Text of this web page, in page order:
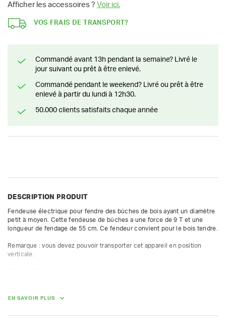
Afficher les accessoires ? Voir ici.
VOS FRAIS DE TRANSPORT?
Commandé avant 13h pendant la semaine? Livré le
jour suivant ou prêt à être enlevé.
Commandé pendant le weekend? Livré ou prêt à être
enlevé à partir du lundi à 12h30.
50.000 clients satisfaits chaque année
DESCRIPTION PRODUIT
Fendeuse électrique pour fendre des bûches de bois ayant un diamètre
petit à moyen. Cette fendeuse de bûches a une force de 9 T et une
longueur de fendage de 55 cm. Ce fendeur convient pour le bois tendre.
Remarque : vous devez pouvoir transporter cet appareil en position
verticale.
EN SAVOIR PLUS